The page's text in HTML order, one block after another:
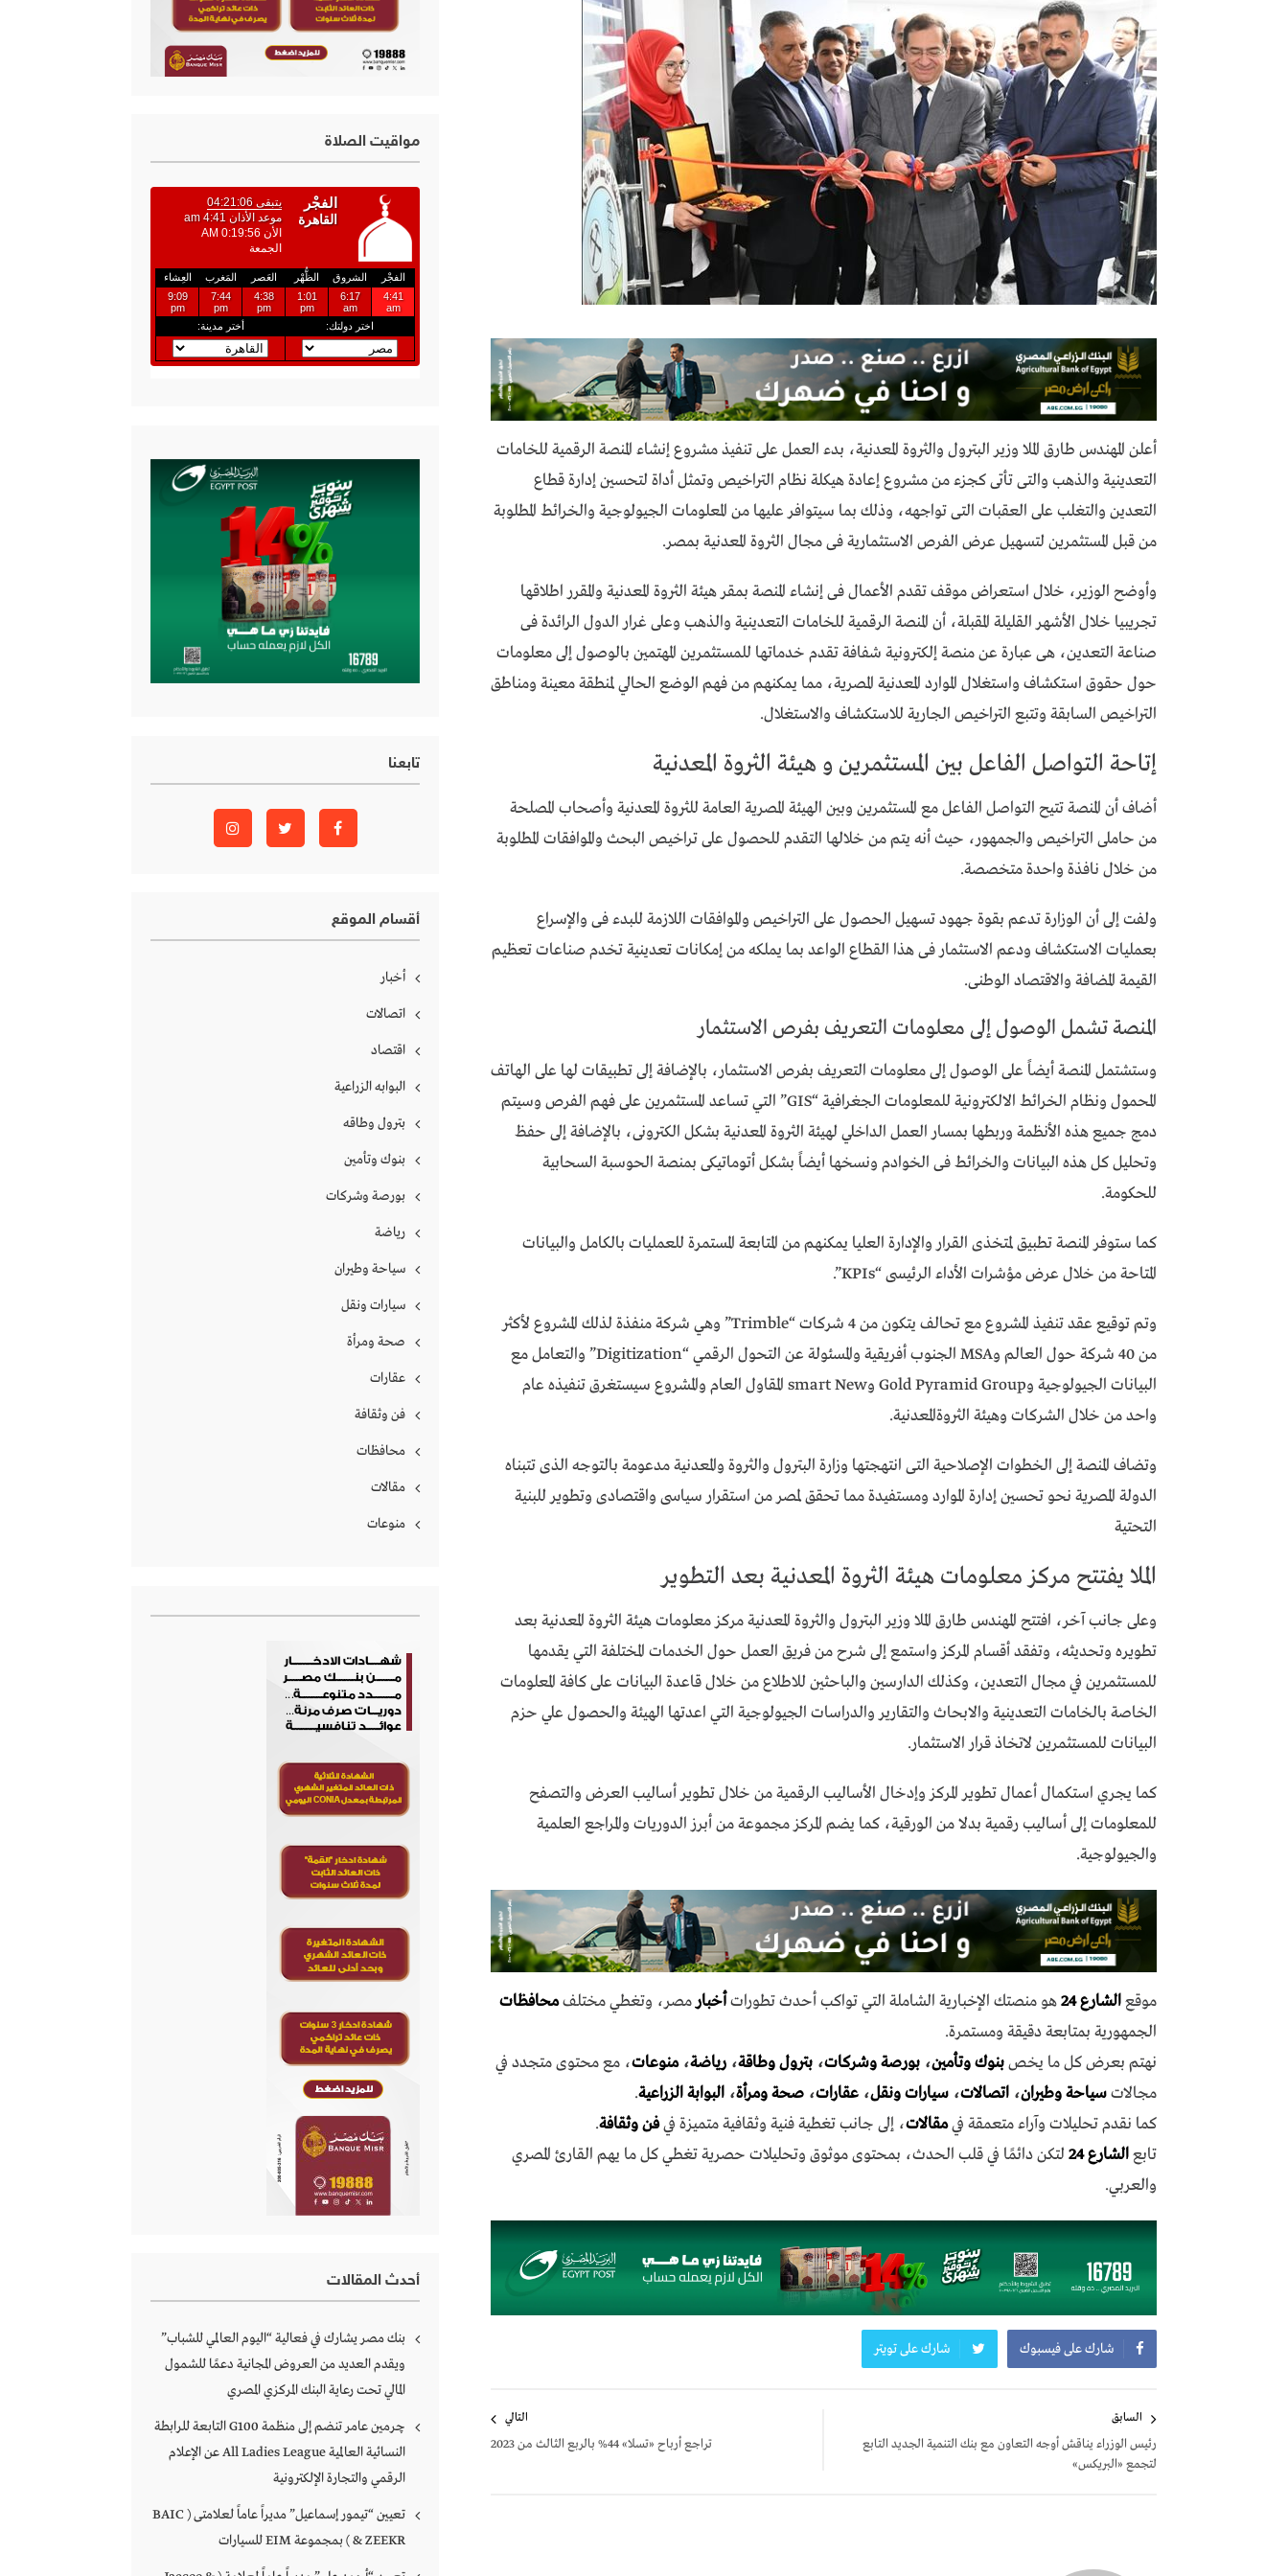
أعلن المهندس طارق الملا وزير البترول والثروة المعدنية، بدء العمل على تنفيذ مشروع إنشاء المنصة الرقمية للخامات
التعدينية والذهب والتى تأتى كجزء من مشروع إعادة هيكلة نظام التراخيص وتمثل أداة لتحسين إدارة قطاع
التعدين والتغلب على العقبات التى تواجهه، وذلك بما سيتوافر عليها من المعلومات الجيولوجية والخرائط المطلوبة
من قبل المستثمرين لتسهيل عرض الفرص الاستثمارية فى مجال الثروة المعدنية بمصر.
وأوضح الوزير، خلال استعراض موقف تقدم الأعمال فى إنشاء المنصة بمقر هيئة الثروة المعدنية والمقرر اطلاقها
تجريبيا خلال الأشهر القليلة المقبلة، أن المنصة الرقمية للخامات التعدينية والذهب وعلى غرار الدول الرائدة فى
صناعة التعدين، هى عبارة عن منصة إلكترونية شفافة تقدم خدماتها للمستثمرين المهتمين بالوصول إلى معلومات
حول حقوق استكشاف واستغلال الموارد المعدنية المصرية، مما يمكنهم من فهم الوضع الحالي لمنطقة معينة ومناطق
التراخيص السابقة وتتبع التراخيص الجارية للاستكشاف والاستغلال.
إتاحة التواصل الفاعل بين المستثمرين و هيئة الثروة المعدنية
أضاف أن المنصة تتيح التواصل الفاعل مع المستثمرين وبين الهيئة المصرية العامة للثروة المعدنية وأصحاب المصلحة
من حاملى التراخيص والجمهور، حيث أنه يتم من خلالها التقدم للحصول على تراخيص البحث والموافقات المطلوبة
من خلال نافذة واحدة متخصصة.
ولفت إلى أن الوزارة تدعم بقوة جهود تسهيل الحصول على التراخيص والموافقات اللازمة للبدء فى والإسراع
بعمليات الاستكشاف ودعم الاستثمار فى هذا القطاع الواعد بما يملكه من إمكانات تعدينية تخدم صناعات تعظيم
القيمة المضافة والاقتصاد الوطنى.
المنصة تشمل الوصول إلى معلومات التعريف بفرص الاستثمار
وستشتمل المنصة أيضاً على الوصول إلى معلومات التعريف بفرص الاستثمار، بالإضافة إلى تطبيقات لها على الهاتف
المحمول ونظام الخرائط الالكترونية للمعلومات الجغرافية “GIS” التي تساعد المستثمرين على فهم الفرص وسيتم
دمج جميع هذه الأنظمة وربطها بمسار العمل الداخلي لهيئة الثروة المعدنية بشكل الكترونى، بالإضافة إلى حفظ
وتحليل كل هذه البيانات والخرائط فى الخوادم ونسخها أيضاً بشكل أتوماتيكى بمنصة الحوسبة السحابية
للحكومة.
كما ستوفر المنصة تطبيق لمتخذى القرار والإدارة العليا يمكنهم من المتابعة المستمرة للعمليات بالكامل والبيانات
المتاحة من خلال عرض مؤشرات الأداء الرئيسى “KPIs”.
وتم توقيع عقد تنفيذ المشروع مع تحالف يتكون من 4 شركات “Trimble” وهي شركة منفذة لذلك المشروع لأكثر
من 40 شركة حول العالم وMSA الجنوب أفريقية والمسئولة عن التحول الرقمي “Digitization” والتعامل مع
البيانات الجيولوجية وGold Pyramid Group وsmart New المقاول العام والمشروع سيستغرق تنفيذه عام
واحد من خلال الشركات وهيئة الثروةالمعدنية.
وتضاف المنصة إلى الخطوات الإصلاحية التى انتهجتها وزارة البترول والثروة والمعدنية مدعومة بالتوجه الذى تتبناه
الدولة المصرية نحو تحسين إدارة الموارد ومستفيدة مما تحقق لمصر من استقرار سياسى واقتصادى وتطوير للبنية
التحتية
الملا يفتتح مركز معلومات هيئة الثروة المعدنية بعد التطوير
وعلى جانب آخر، افتتح المهندس طارق الملا وزير البترول والثروة المعدنية مركز معلومات هيئة الثروة المعدنية بعد
تطويره وتحديثه، وتفقد أقسام المركز واستمع إلى شرح من فريق العمل حول الخدمات المختلفة التي يقدمها
للمستثمرين في مجال التعدين، وكذلك الدارسين والباحثين للاطلاع من خلال قاعدة البيانات على كافة المعلومات
الخاصة بالخامات التعدينية والابحاث والتقارير والدراسات الجيولوجية التي اعدتها الهيئة والحصول علي حزم
البيانات للمستثمرين لاتخاذ قرار الاستثمار.
كما يجري استكمال أعمال تطوير المركز وإدخال الأساليب الرقمية من خلال تطوير أساليب العرض والتصفح
للمعلومات إلى أساليب رقمية بدلا من الورقية، كما يضم المركز مجموعة من أبرز الدوريات والمراجع العلمية
والجيولوجية.
موقعالشارع 24 هو منصتك الإخبارية الشاملة التي تواكب أحدث تطوراتأخبار مصر، وتغطي مختلفمحافظات
الجمهورية بمتابعة دقيقة ومستمرة.
نهتم بعرض كل ما يخصبنوك وتأمين، بورصة وشركات، بترول وطاقة، رياضة،منوعات، مع محتوى متجدد في
مجالاتسياحة وطيران، اتصالات، سيارات ونقل، عقارات، صحة ومرأة، البوابة الزراعية.
كما نقدم تحليلات وآراء متعمقة فيمقالات، إلى جانب تغطية فنية وثقافية متميزة فيفن وثقافة.
تابعالشارع 24
لتكن دائمًا في قلب الحدث، بمحتوى موثوق وتحليلات حصرية تغطي كل ما يهم القارئ المصري
والعربي.
شارك على فيسبوك شارك على تويتر
المقالات
السابق
رئيس الوزراء يناقش أوجه التعاون مع بنك التنمية الجديد التابع
لتجمع «البريكس»
التالي
تراجع أرباح «تسلا» 44% بالربع الثالث من 2023
مواقيت الصلاة
تابعنا
أقسام الموقع
أخبار
اتصالات
اقتصاد
البوابه الزراعية
بترول وطاقه
بنوك وتأمين
بورصة وشركات
رياضة
سياحة وطيران
سيارات ونقل
صحة ومرأة
عقارات
فن وثقافة
محافظات
مقالات
منوعات
أحدث المقالات
بنك مصر يشارك في فعالية “اليوم العالمي للشباب”
ويقدم العديد من العروض المجانية دعمًا للشمول
المالي تحت رعاية البنك المركزي المصري
چرمين عامر تنضم إلى منظمة G100 التابعة للرابطة
النسائية العالمية All Ladies League عن الإعلام
الرقمي والتجارة الإلكترونية
تعيين “تيمور إسماعيل” مديراً عاماً لعلامتى ( BAIC
& ZEEKR ) بمجموعة EIM للسيارات